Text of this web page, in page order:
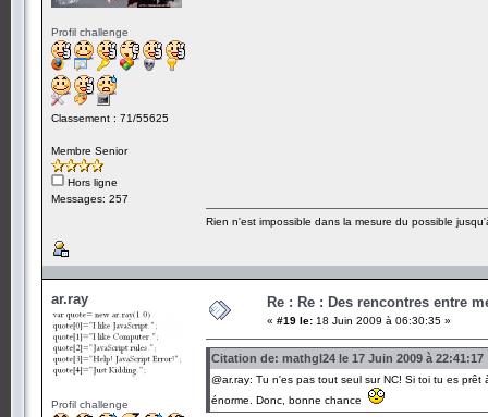
Profil challenge
Classement : 71/55625
Membre Senior
Hors ligne
Messages: 257
Rien n'est impossible dans la mesure du possible
ar.ray
Profil challenge
Re : Re : Des rencontres entre
« #19 le: 18 Juin 2009 à 06:30:35 »
Citation de: mathgl24 le 17 Juin 2009 à 22:41:17
@ar.ray: Tu n'es pas tout seul sur NC! Si toi tu es
énorme. Donc, bonne chance